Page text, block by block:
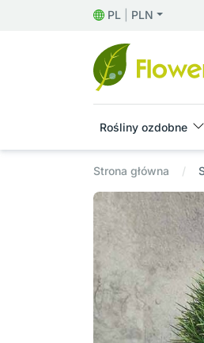
PL PLN
Rośliny ozdobne
Strona główna